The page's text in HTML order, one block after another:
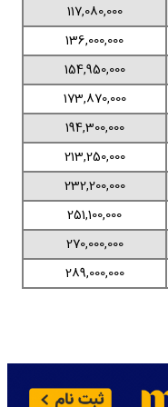
117,080,000
136,000,000
154,950,000
173,870,000
194,300,000
213,250,000
232,200,000
251,100,000
270,000,000
289,000,000